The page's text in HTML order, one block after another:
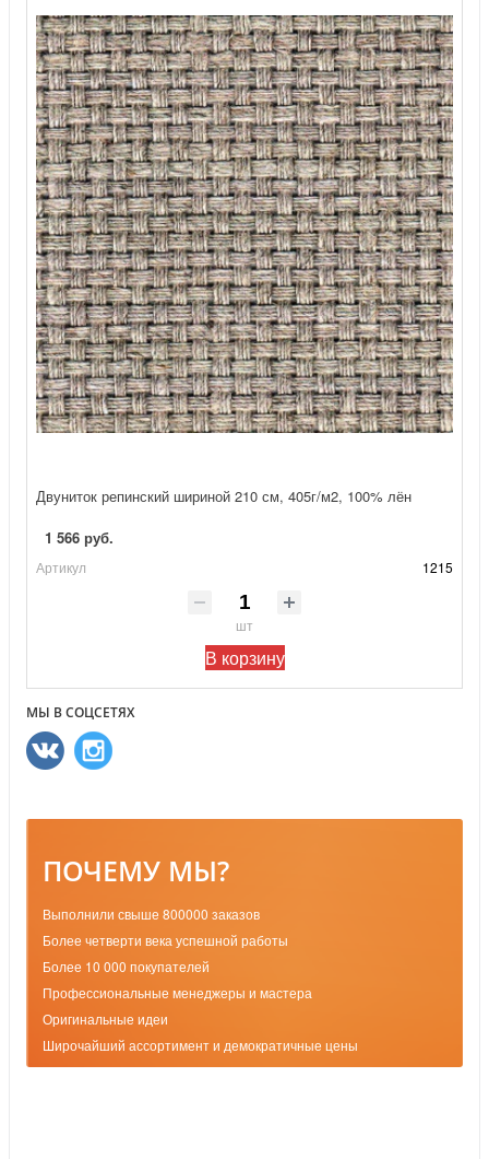
Двуниток репинский шириной 210 см, 405г/м2, 100% лён
1 566 руб.
Артикул 1215
шт
В корзину
МЫ В СОЦСЕТЯХ
ПОЧЕМУ МЫ?
Выполнили свыше 800000 заказов
Более четверти века успешной работы
Более 10 000 покупателей
Профессиональные менеджеры и мастера
Оригинальные идеи
Широчайший ассортимент и демократичные цены